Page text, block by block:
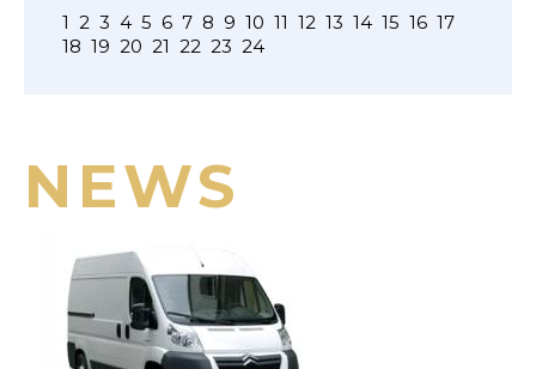
1 2 3 4 5 6 7 8 9 10 11 12 13 14 15 16 17
18 19 20 21 22 23 24
NEWS